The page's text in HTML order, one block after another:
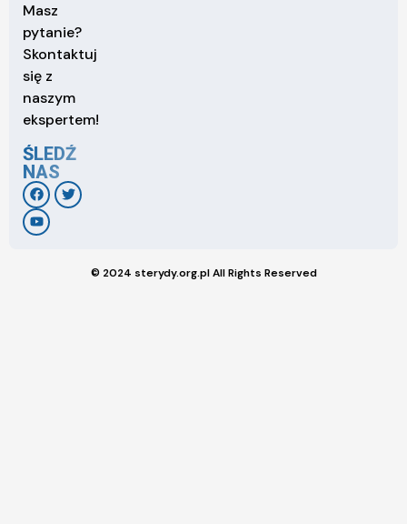
Masz
pytanie?
Skontaktuj
się z
naszym
ekspertem!
ŚLEDŹ
NAS
© 2024 sterydy.org.pl All Rights Reserved